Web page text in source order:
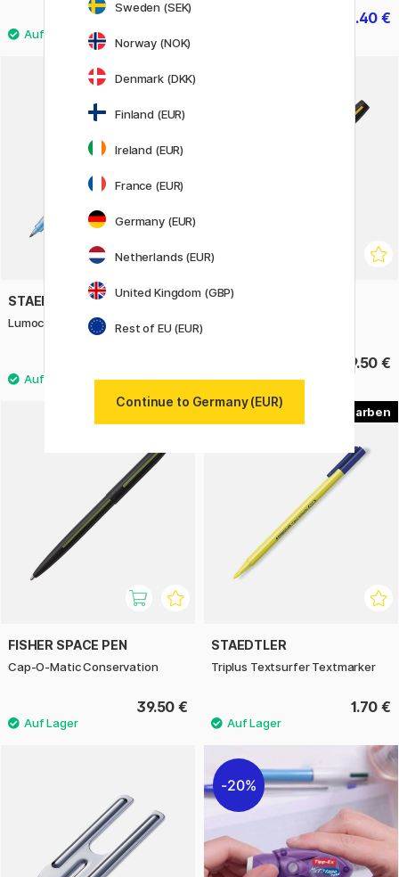
5.90 € 28.40 €
STAEDTLER
Lumocolor Correctable Medium
FISHER SPACE PEN
39.50 €
FISHER SPACE PEN
Cap-O-Matic Conservation
39.50 €
STAEDTLER
Triplus Textsurfer Textmarker
1.70 €
20%
Sweden (SEK)
Norway (NOK)
Denmark (DKK)
Finland (EUR)
Ireland (EUR)
France (EUR)
Germany (EUR)
Netherlands (EUR)
United Kingdom (GBP)
Rest of EU (EUR)
Continue to Germany (EUR)